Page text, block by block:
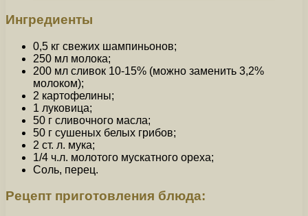
Ингредиенты
0,5 кг свежих шампиньонов;
250 мл молока;
200 мл сливок 10-15% (можно заменить 3,2%
молоком);
2 картофелины;
1 луковица;
50 г сливочного масла;
50 г сушеных белых грибов;
2 ст. л. мука;
1/4 ч.л. молотого мускатного ореха;
Соль, перец.
Рецепт приготовления блюда: